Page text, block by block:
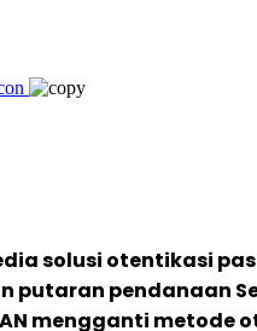
solusi otentikasi
putaran pendanaan
mengganti